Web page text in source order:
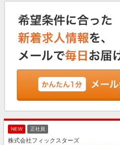
NEW 正社員
株式会社フィックスターズ